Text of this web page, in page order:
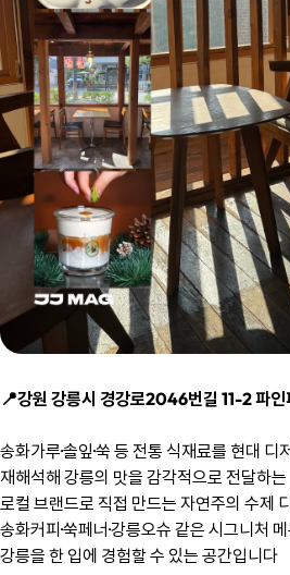
📍강원 강릉시 경강로2046번길 11-2 파인
송화가루·솔잎·쑥 등 전통 식재료를 현대 디
재해석해 강릉의 맛을 감각적으로 전달하는
로컬 브랜드로 직접 만드는 자연주의 수제
송화커피·쑥페너·강릉오슈 같은 시그니처
강릉을 한 입에 경험할 수 있는 공간입니다